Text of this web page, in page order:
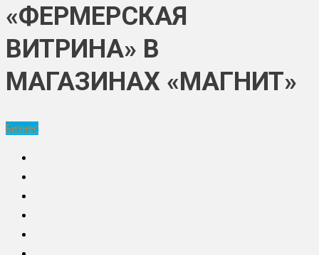
«ФЕРМЕРСКАЯ
ВИТРИНА» В
МАГАЗИНАХ «МАГНИТ»
Бизнес